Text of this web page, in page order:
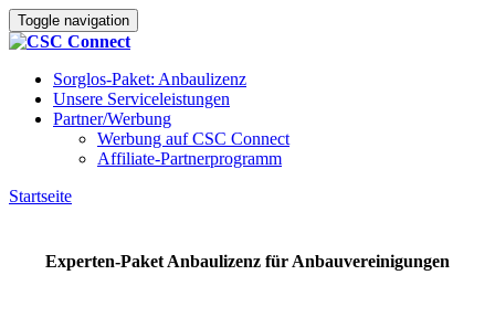
Toggle navigation
Sorglos-Paket: Anbaulizenz
Unsere Serviceleistungen
Partner/Werbung
Werbung auf CSC Connect
Affiliate-Partnerprogramm
Startseite
Experten-Paket Anbaulizenz für Anbauvereinigungen